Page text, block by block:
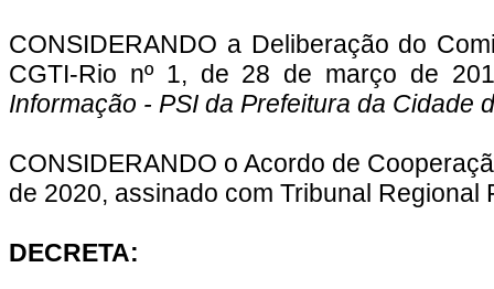
CONSIDERANDO a Deliberação do
CGTI-Rio nº 1, de 28 de março de
Informação - PSI da Prefeitura da Cidade
CONSIDERANDO o Acordo de
de 2020, assinado com Tribunal Regional
DECRETA: